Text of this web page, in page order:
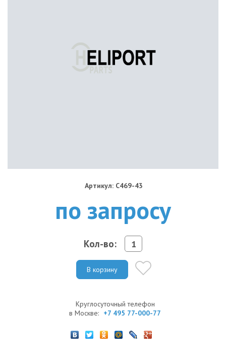
Артикул: C469-43
по запросу
Кол-во:
В корзину
Круглосуточный телефон
в Москве: +7 495 77-000-77